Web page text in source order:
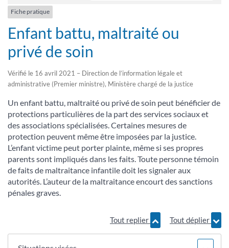
Fiche pratique
Enfant battu, maltraité ou
privé de soin
Vérifié le 16 avril 2021 – Direction de l’information légale et
administrative (Premier ministre), Ministère chargé de la justice
Un enfant battu, maltraité ou privé de soin peut bénéficier de
protections particulières de la part des services sociaux et
des associations spécialisées. Certaines mesures de
protection peuvent même être imposées par la justice.
L’enfant victime peut porter plainte, même si ses propres
parents sont impliqués dans les faits. Toute personne témoin
de faits de maltraitance infantile doit les signaler aux
autorités. L’auteur de la maltraitance encourt des sanctions
pénales graves.
Tout replier Tout déplier